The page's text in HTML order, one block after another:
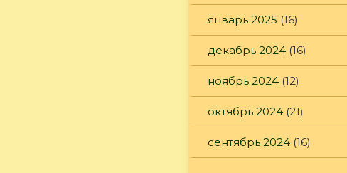
январь 2025 (16)
декабрь 2024 (16)
ноябрь 2024 (12)
октябрь 2024 (21)
сентябрь 2024 (16)